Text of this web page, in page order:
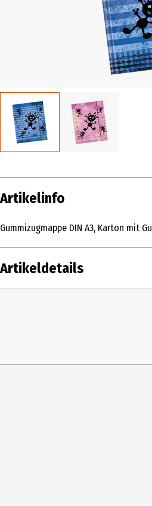
Artikelinfo
Gummizugmappe DIN A3, Karton mit
Artikeldetails